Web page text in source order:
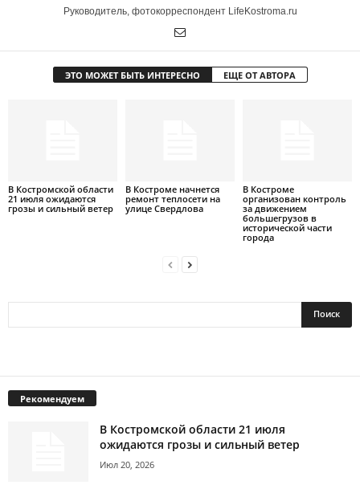
Руководитель, фотокорреспондент LifeKostroma.ru
ЭТО МОЖЕТ БЫТЬ ИНТЕРЕСНО ЕЩЕ ОТ АВТОРА
В Костромской области
21 июля ожидаются
грозы и сильный ветер
В Костроме начнется
ремонт теплосети на
улице Свердлова
В Костроме
организован контроль
за движением
большегрузов в
исторической части
города
Рекомендуем
В Костромской области 21 июля
ожидаются грозы и сильный ветер
Июл 20, 2026